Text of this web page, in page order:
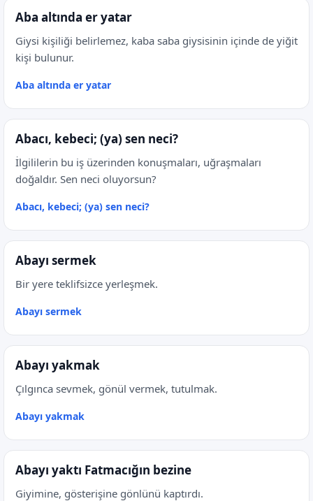
Aba altında er yatar
Giysi kişiliği belirlemez, kaba saba giysisinin içinde de yiğit
kişi bulunur.
Aba altında er yatar
Abacı, kebeci; (ya) sen neci?
İlgililerin bu iş üzerinden konuşmaları, uğraşmaları
doğaldır. Sen neci oluyorsun?
Abacı, kebeci; (ya) sen neci?
Abayı sermek
Bir yere teklifsizce yerleşmek.
Abayı sermek
Abayı yakmak
Çılgınca sevmek, gönül vermek, tutulmak.
Abayı yakmak
Abayı yaktı Fatmacığın bezine
Giyimine, gösterişine gönlünü kaptırdı.